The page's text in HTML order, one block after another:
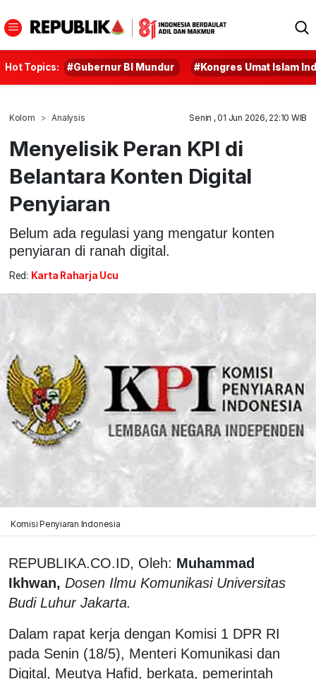
Hot Topics: #Gubernur BI Mundur #Kongres Umat Islam
Kolom Analysis Senin , 01 Jun 2026, 22:10 WIB
Menyelisik Peran KPI di
Belantara Konten Digital
Penyiaran
Belum ada regulasi yang mengatur konten
penyiaran di ranah digital.
Red: Karta Raharja Ucu
Komisi Penyiaran Indonesia
REPUBLIKA.CO.ID, Oleh: Muhammad
Ikhwan, Dosen Ilmu Komunikasi Universitas
Budi Luhur Jakarta.
Dalam rapat kerja dengan Komisi 1 DPR RI
pada Senin (18/5), Menteri Komunikasi dan
Digital, Meutya Hafid, berkata, pemerintah